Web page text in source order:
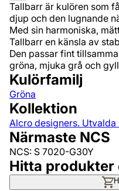
Tallbarr är kulören som
djup och den lugnande
Med sin harmoniska,
Tallbarr en känsla av
Den passar fint
gröna, mjuka grå och
Kulörfamilj
Gröna
Kollektion
Alcro designers.
Närmaste NCS
NCS: S 7020-G30Y
Hitta produkter